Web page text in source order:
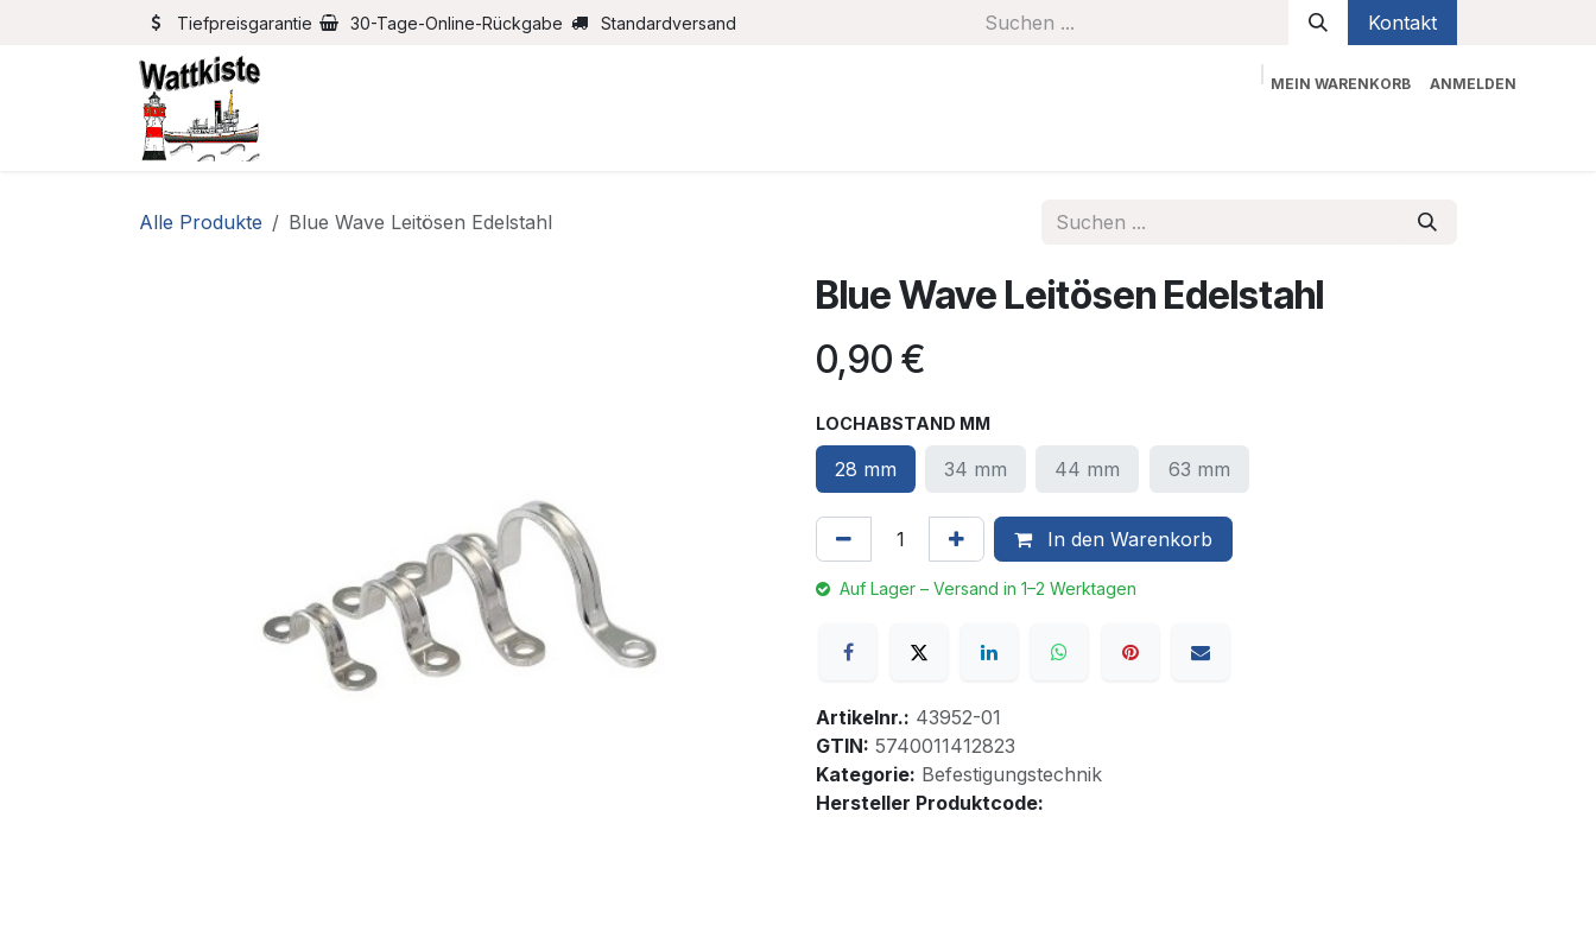
Zum Inhalt springenTiefpreisgarantie 30-Tage-Online-Rückgabe Standardversand Kontakt
MEIN WARENKORB ANMELDEN
Alle Produkte Blue Wave Leitösen Edelstahl
Blue Wave Leitösen Edelstahl
0,90 €
LOCHABSTAND MM
28 mm 34 mm 44 mm 63 mm
In den Warenkorb
Auf Lager – Versand in 1–2 Werktagen
Artikelnr.: 43952-01
GTIN: 5740011412823
Kategorie: Befestigungstechnik
Hersteller Produktcode: